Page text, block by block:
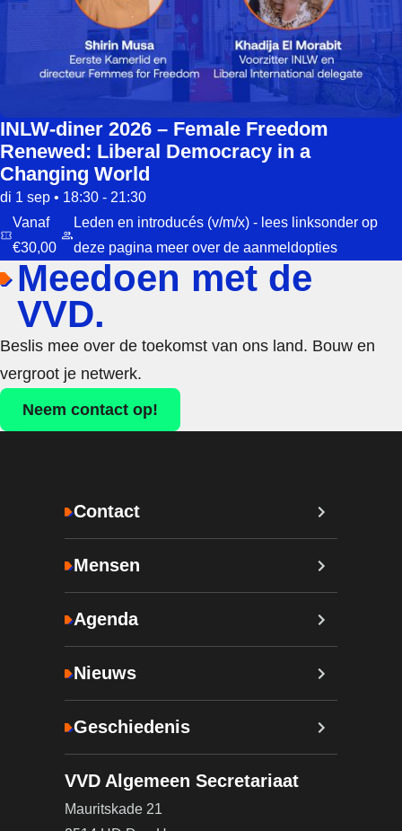
INLW-diner 2026 – Female Freedom
Renewed: Liberal Democracy in a
Changing World
di 1 sep • 18:30 - 21:30
Vanaf
€30,00
Leden en introducés (v/m/x) - lees linksonder op
deze pagina meer over de aanmeldopties
Meedoen met de
VVD.
Beslis mee over de toekomst van ons land. Bouw en
vergroot je netwerk.
Neem contact op!
Contact
Mensen
Agenda
Nieuws
Geschiedenis
VVD Algemeen Secretariaat
Mauritskade 21